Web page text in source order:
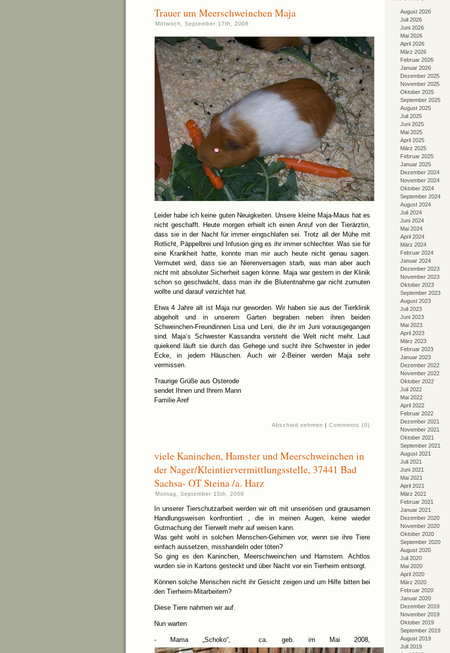
Trauer um Meerschweinchen Maja
Mittwoch, September 17th, 2008
Leider habe ich keine guten Neuigkeiten. Unsere kleine Maja-Maus hat es
nicht geschafft. Heute morgen erhielt ich einen Anruf von der Tierärztin,
dass sie in der Nacht für immer eingschlafen sei. Trotz all der Mühe mit
Rotlicht, Päppelbrei und Infusion ging es ihr immer schlechter. Was sie für
eine Krankheit hatte, konnte man mir auch heute nicht genau sagen.
Vermutet wird, dass sie an Nierenversagen starb, was man aber auch
nicht mit absoluter Sicherheit sagen könne. Maja war gestern in der Klinik
schon so geschwächt, dass man ihr die Blutentnahme gar nicht zumuten
wollte und darauf verzichtet hat.
Etwa 4 Jahre alt ist Maja nur geworden. Wir haben sie aus der Tierklinik
abgeholt und in unserem Garten begraben neben ihren beiden
Schweinchen-Freundinnen Lisa und Leni, die ihr im Juni vorausgegangen
sind. Maja’s Schwester Kassandra versteht die Welt nicht mehr. Laut
quiekend läuft sie durch das Gehege und sucht ihre Schwester in jeder
Ecke, in jedem Häuschen. Auch wir 2-Beiner werden Maja sehr
vermissen.
Traurige Grüße aus Osterode
sendet Ihnen und Ihrem Mann
Familie Aref
Abschied nehmen | Comments (0)
viele Kaninchen, Hamster und Meerschweinchen in
der Nager/Kleintiervermittlungsstelle, 37441 Bad
Sachsa- OT Steina /a. Harz
Montag, September 15th, 2008
In unserer Tierschutzarbeit werden wir oft mit unseriösen und grausamen
Handlungsweisen konfrontiert , die in meinen Augen, keine wieder
Gutmachung der Tierwelt mehr auf weisen kann.
Was geht wohl in solchen Menschen-Gehirnen vor, wenn sie ihre Tiere
einfach aussetzen, misshandeln oder töten?
So ging es den Kaninchen, Meerschweinchen und Hamstern. Achtlos
wurden sie in Kartons gesteckt und über Nacht vor ein Tierheim entsorgt.
Können solche Menschen nicht ihr Gesicht zeigen und um Hilfe bitten bei
den Tierheim-Mitarbeitern?
Diese Tiere nahmen wir auf.
Nun warten
- Mama „Schoko“, ca. geb. im Mai 2008,
August 2026
Juli 2026
Juni 2026
Mai 2026
April 2026
März 2026
Februar 2026
Januar 2026
Dezember 2025
November 2025
Oktober 2025
September 2025
August 2025
Juli 2025
Juni 2025
Mai 2025
April 2025
März 2025
Februar 2025
Januar 2025
Dezember 2024
November 2024
Oktober 2024
September 2024
August 2024
Juli 2024
Juni 2024
Mai 2024
April 2024
März 2024
Februar 2024
Januar 2024
Dezember 2023
November 2023
Oktober 2023
September 2023
August 2023
Juli 2023
Juni 2023
Mai 2023
April 2023
März 2023
Februar 2023
Januar 2023
Dezember 2022
November 2022
Oktober 2022
Juli 2022
Mai 2022
April 2022
Februar 2022
Dezember 2021
November 2021
Oktober 2021
September 2021
August 2021
Juli 2021
Juni 2021
Mai 2021
April 2021
März 2021
Februar 2021
Januar 2021
Dezember 2020
November 2020
Oktober 2020
September 2020
August 2020
Juli 2020
Mai 2020
April 2020
März 2020
Februar 2020
Januar 2020
Dezember 2019
November 2019
Oktober 2019
September 2019
August 2019
Juli 2019